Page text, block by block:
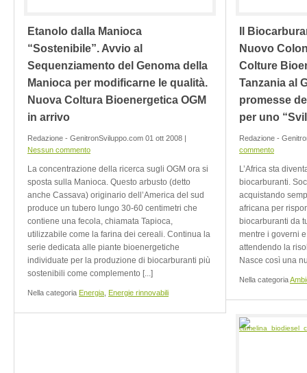
Etanolo dalla Manioca
“Sostenibile”. Avvio al
Sequenziamento del Genoma della
Manioca per modificarne le qualità.
Nuova Coltura Bioenergetica OGM
in arrivo
Redazione - GenitronSviluppo.com 01 ott 2008 |
Nessun commento
La concentrazione della ricerca sugli OGM ora si
sposta sulla Manioca. Questo arbusto (detto
anche Cassava) originario dell’America del sud
produce un tubero lungo 30-60 centimetri che
contiene una fecola, chiamata Tapioca,
utilizzabile come la farina dei cereali. Continua la
serie dedicata alle piante bioenergetiche
individuate per la produzione di biocarburanti più
sostenibili come complemento [...]
Nella categoria Energia Energie rinnovabili
Il
Nuovo
Colture
Tanzania al
promesse
per uno
Redazione -
commento
L’Africa sta
biocarburanti.
acquistando
africana per
biocarburanti da
mentre i governi
attendendo la
Nasce così una
Nella categoria